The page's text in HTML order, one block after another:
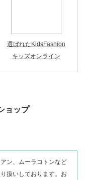
選ばれたKidsFashion
キッズオンライン
ョップ
ン、ムーラコトンなど
扱いしております。お